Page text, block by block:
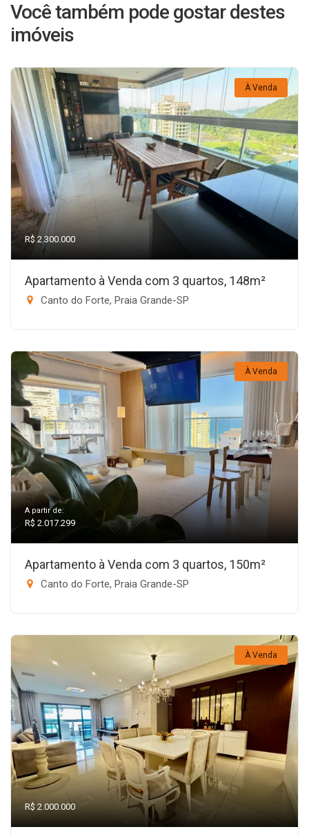
Você também pode gostar destes
imóveis
À Venda
R$ 2.300.000
Apartamento à Venda com 3 quartos, 148m²
Canto do Forte, Praia Grande-SP
À Venda
A partir de:
R$ 2.017.299
Apartamento à Venda com 3 quartos, 150m²
Canto do Forte, Praia Grande-SP
À Venda
R$ 2.000.000